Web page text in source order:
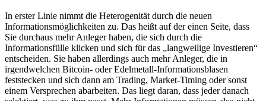
In erster Linie nimmt die Heterogenität durch die neuen
Informationsmöglichkeiten zu. Das heißt auf der einen Seite, dass
Sie durchaus mehr Anleger haben, die sich durch die
Informationsfülle klicken und sich für das „langweilige Investieren“
entscheiden. Sie haben allerdings auch mehr Anleger, die in
irgendwelchen Bitcoin- oder Edelmetall-Informationsblasen
feststecken und sich dann am Trading, Market-Timing oder sonst
einem Versprechen abarbeiten. Das liegt daran, dass jeder danach